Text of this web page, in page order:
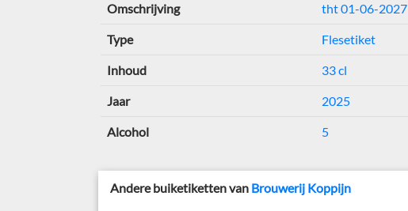
Omschrijving tht 01-06-2027
Type Flesetiket
Inhoud 33 cl
Jaar 2025
Alcohol 5
Andere buiketiketten van Brouwerij Koppijn